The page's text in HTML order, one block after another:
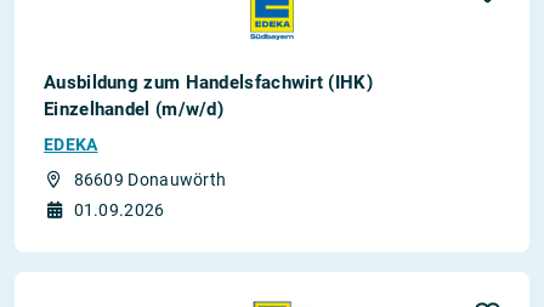
Ausbildung zum Handelsfachwirt (IHK)
Einzelhandel (m/w/d)
EDEKA
86609 Donauwörth
01.09.2026